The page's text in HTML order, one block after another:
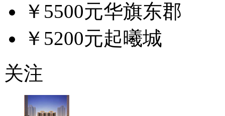
￥5500元华旗东郡
￥5200元起曦城
关注